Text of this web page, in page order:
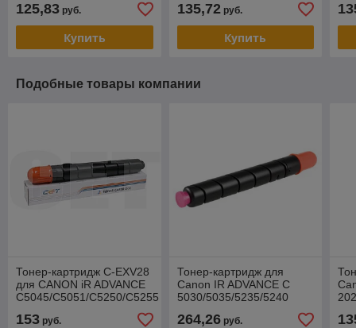
125,83 руб.
Купить
135,72руб.
Купить
Подобные товары компании
Тонер-картридж C-EXV28
для CANON iR ADVANCE
C5045/C5051/C5250/C5255
стр., CET5329
153 руб.
Тонер-картридж для
Canon IR ADVANCE C
5030/5035/5235/5240
(KATUN) 43311
264,26руб.